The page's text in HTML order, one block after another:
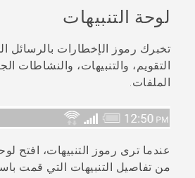
VIVERSE
البرامج + التطبيقات
الدعم
لوحة التنبيهات
تخبرك رموز الإخطارات بالرسائل
التقويم، والتنبيهات، والنشاطات
الملفات.
عندما ترى رموز التنبيهات، افتح
من تفاصيل التنبيهات التي قمت